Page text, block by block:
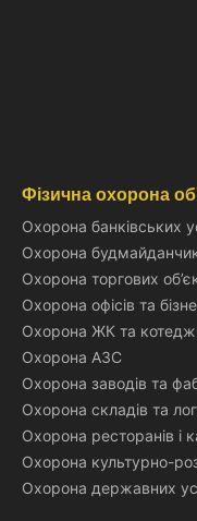
Фізична охорона
Охорона банківських
Охорона
Охорона торгових
Охорона офісів та
Охорона ЖК та
Охорона АЗС
Охорона заводів та
Охорона складів та
Охорона ресторанів і
Охорона культурно-
Охорона державних